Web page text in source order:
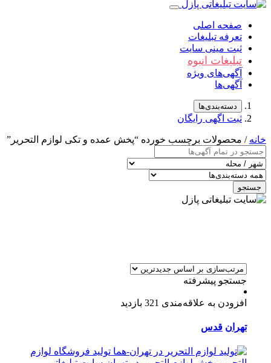
صفحه اصلی
تعرفه تبلیغات
ثبت مینی سایت
تبلیغات انبوه
آگهی‌های ویژه
آگهی‌ها
دسته‌بندی‌ها
ثبت اگهی رایگان
خانه / محصولات برچسب خورده “پخش عمده و تکی لوازم التحریر”
جستجو
جستجو پیشرفته
افزودن به علاقه‌مندی 321 بازدید
تهران قدس